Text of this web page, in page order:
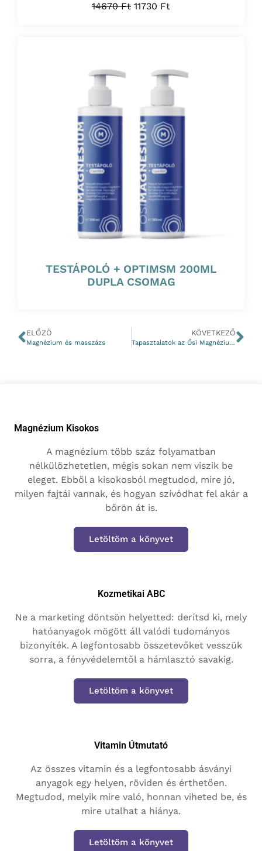
14670Ft 11730 Ft
TESTÁPOLÓ + OPTIMSM 200ML
DUPLA CSOMAG
ELŐZŐ
Magnézium és masszázs
KÖVETKEZŐ
Tapasztalatok az Ősi Magnézium masszázstermékekkel
Magnézium Kisokos
A magnézium több száz folyamatban
nélkülözhetetlen, mégis sokan nem viszik be
eleget. Ebből a kisokosból megtudod, mire jó,
milyen fajtái vannak, és hogyan szívódhat fel akár a
bőrön át is.
Letöltöm a könyvet
Kozmetikai ABC
Ne a marketing döntsön helyetted: derítsd ki, mely
hatóanyagok mögött áll valódi tudományos
bizonyíték. A legfontosabb összetevőket vesszük
sorra, a fényvédelemtől a hámlasztó savakig.
Letöltöm a könyvet
Vitamin Útmutató
Az összes vitamin és a legfontosabb ásványi
anyagok egy helyen, röviden és érthetően.
Megtudod, melyik mire való, honnan viheted be, és
mire utalhat a hiánya.
Letöltöm a könyvet